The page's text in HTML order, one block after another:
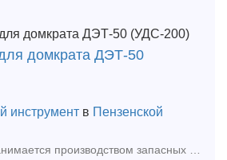
домкрата ДЭТ-50
инструмент в Пензенской
ООО "3Д Мастер" занимается производством запасных частей к Ж. Д. домкратам. Гайка грузовая для домкрата ТЭД-30 (УДС-120) Гайка грузовая для домкрата ДЭТ-40 (УДС-160) Гайка